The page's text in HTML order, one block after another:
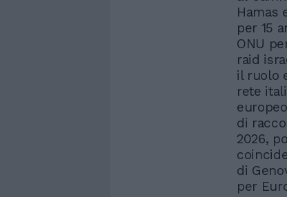
Hamas
per 15
ONU
raid
il ruolo
rete
di
2026,
di
per